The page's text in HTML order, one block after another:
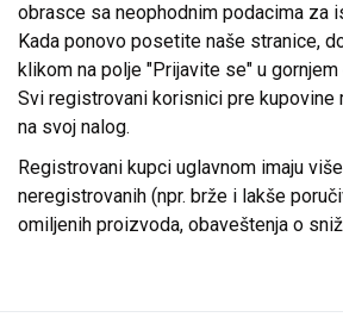
obrasce sa neophodnim podacima za
Kada ponovo posetite naše stranice,
klikom na polje "Prijavite se" u gornjem
Svi registrovani korisnici pre kupovine
na svoj nalog.
Registrovani kupci uglavnom imaju
neregistrovanih (npr. brže i lakše
omiljenih proizvoda, obaveštenja o